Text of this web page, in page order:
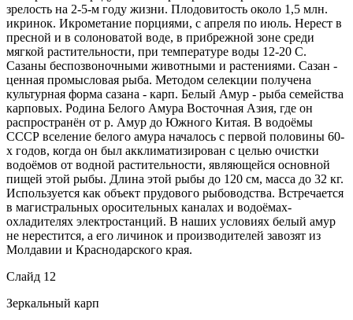
зрелость на 2-5-м году жизни. Плодовитость около 1,5 млн.
икринок. Икрометание порциями, с апреля по июль. Нерест в
пресной и в солоноватой воде, в прибрежной зоне среди
мягкой растительности, при температуре воды 12-20 С.
Сазаны беспозвоночными животными и растениями. Сазан -
ценная промысловая рыба. Методом селекции получена
культурная форма сазана - карп. Белый Амур - рыба семейства
карповых. Родина Белого Амура Восточная Азия, где он
распространён от р. Амур до Южного Китая. В водоёмы
СССР вселение белого амура началось с первой половины 60-
х годов, когда он был акклиматизирован с целью очистки
водоёмов от водной растительности, являющейся основной
пищей этой рыбы. Длина этой рыбы до 120 см, масса до 32 кг.
Используется как объект прудового рыбоводства. Встречается
в магистральных оросительных каналах и водоёмах-
охладителях электростанций. В наших условиях белый амур
не нерестится, а его личинок и производителей завозят из
Молдавии и Краснодарского края.
Слайд 12
Зеркальный карп